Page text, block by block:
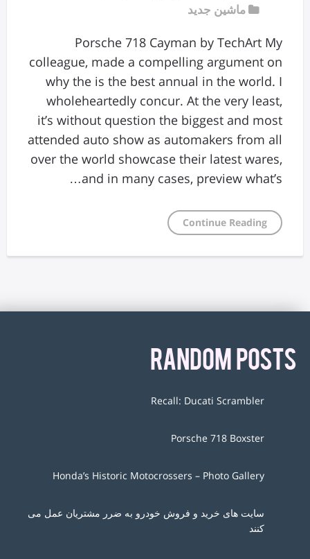
ماشین جدید
Porsche 718 Cayman by TechArt My
colleague, made a compelling argument on
why the is the best annual in the world. I
wholeheartedly concur. At the very least,
it’s without question the biggest and most
attended auto show as automakers from all
over the world showcase their latest wares,
and in many cases, preview what’s…
Continue Reading
RANDOM POSTS
Recall: Ducati Scrambler
Porsche 718 Boxster
Honda’s Historic Motocrossers – Photo Gallery
سایت های خرید و فروش خودرو به ضرر مشتریان عمل می
کنند